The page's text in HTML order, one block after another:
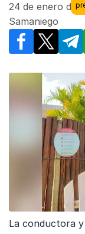
24 de enero de
Samaniego
Facebook
X
La conductora